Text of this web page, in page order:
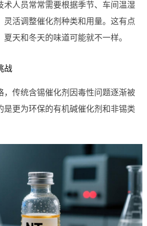
术人员常常需要根据季节、车间温湿
灵活调整催化剂种类和用量。这有点
天和冬天的味道可能就不一样。
战
，传统含锡催化剂因毒性问题逐渐被
是更为环保的有机碱催化剂和非锡类